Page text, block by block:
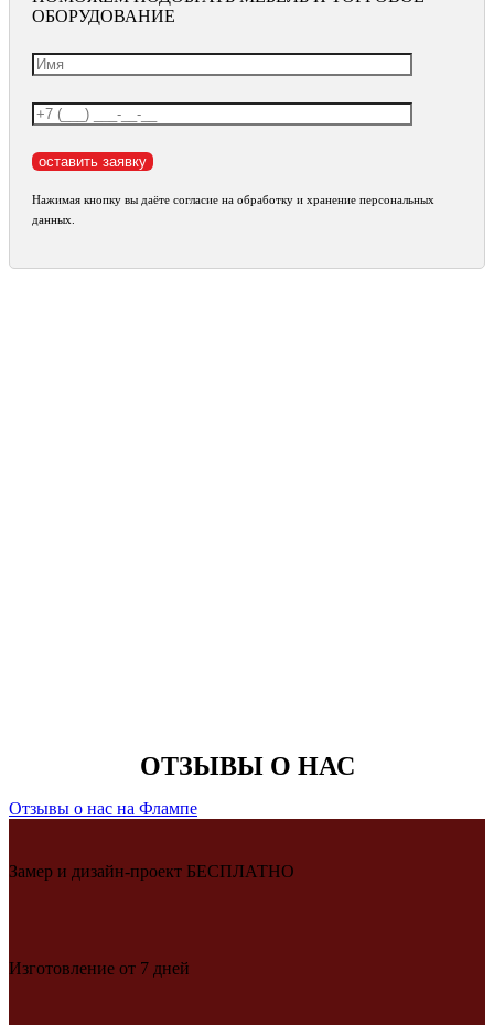
ОБОРУДОВАНИЕ
Нажимая кнопку вы даёте согласие на обработку и хранение персональных
данных.
ОТЗЫВЫ О НАС
Отзывы о нас на Флампе
Замер и дизайн-проект БЕСПЛАТНО
Изготовление от 7 дней